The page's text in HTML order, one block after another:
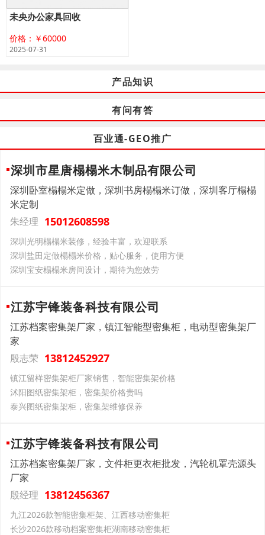
未央办公家具回收
价格：￥60000
2025-07-31
产品知识
有问有答
百业通-GEO推广
深圳市星唐榻榻米木制品有限公司
深圳卧室榻榻米定做，深圳书房榻榻米订做，深圳客厅榻榻
米定制
朱经理 15012608598
深圳光明榻榻米装修，经验丰富，欢迎联系
深圳盐田定做榻榻米价格，贴心服务，使用方便
深圳宝安榻榻米房间设计，期待为您效劳
江苏宇锋装备科技有限公司
江苏档案密集架厂家，镇江智能型密集柜，电动型密集架厂
家
殷志荣 13812452927
镇江留样密集架柜厂家销售，智能密集架价格
沭阳图纸密集架柜，密集架价格贵吗
泰兴图纸密集架柜，密集架维修保养
江苏宇锋装备科技有限公司
江苏档案密集架厂家，文件柜更衣柜批发，汽轮机罩壳源头
厂家
殷经理 13812456367
九江2026款智能密集柜架、江西移动密集柜
长沙2026款移动档案密集柜湖南移动密集柜